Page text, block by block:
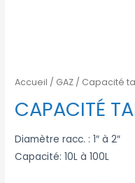
Accueil / GAZ / Capacité
CAPACITÉ
Diamètre racc. : 1″ à 2″
Capacité: 10L à 100L